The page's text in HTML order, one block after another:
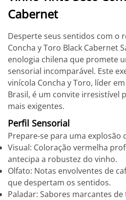
Cabernet
Desperte seus sentidos com o
Concha y Toro Black Cabernet
enologia chilena que promete
sensorial incomparável. Este
vinícola Concha y Toro, líder
Brasil, é um convite irresistível
mais exigentes.
Perfil Sensorial
Prepare-se para uma explosão
Visual: Coloração vermelha
antecipa a robustez do vinho.
Olfato: Notas envolventes de
que despertam os sentidos.
Paladar: Sabores marcantes